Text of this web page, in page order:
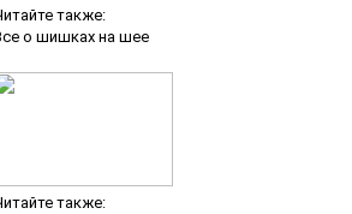
также:
о шишках на шее
также: